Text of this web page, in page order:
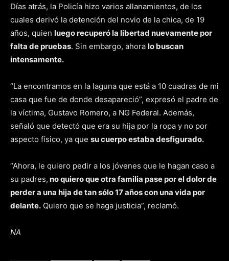
Días atrás, la Policía hizo varios allanamientos, de los
cuales derivó la detención del novio de la chica, de 19
años, quien luego recuperó la libertad nuevamente por
falta de pruebas. Sin embargo, ahora lo buscan
intensamente.
“La encontramos en la laguna que está a 10 cuadras de mi
casa que fue de donde desapareció”, expresó el padre de
la víctima, Gustavo Romero, a NG Federal. Además,
señaló que detectó que era su hija por la ropa y no por
aspecto físico, ya que su cuerpo estaba desfigurado.
“Ahora, le quiero pedir a los jóvenes que le hagan caso a
su padres, no quiero que otra familia pase por el dolor de
perder a una hija de tan sólo 17 años con una vida por
delante. Quiero que se haga justicia”, reclamó.
NA